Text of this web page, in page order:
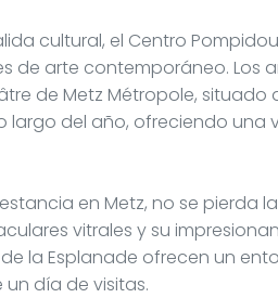
cultural, el Centro
de arte contemporáneo. Los
de Metz Métropole, situado
largo del año, ofreciendo
en Metz, no se pierda
vitrales y su
la Esplanade ofrecen un
un día de visitas.